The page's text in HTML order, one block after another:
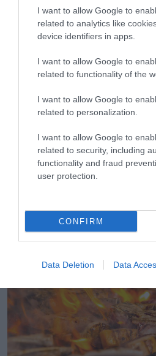
I want to allow Google to
related to analytics like
device identifiers in apps.
I want to allow Google to
related to functionality of the
I want to allow Google to
related to personalization.
I want to allow Google to
related to security, including
functionality and fraud
user protection.
CONFIRM
Data Deletion Data
08.08.2026
Συνταγή: Πώς θα